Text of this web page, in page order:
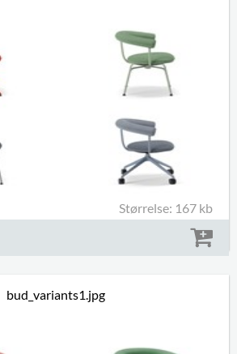
Størrelse: 167 kb
bud_variants1.jpg